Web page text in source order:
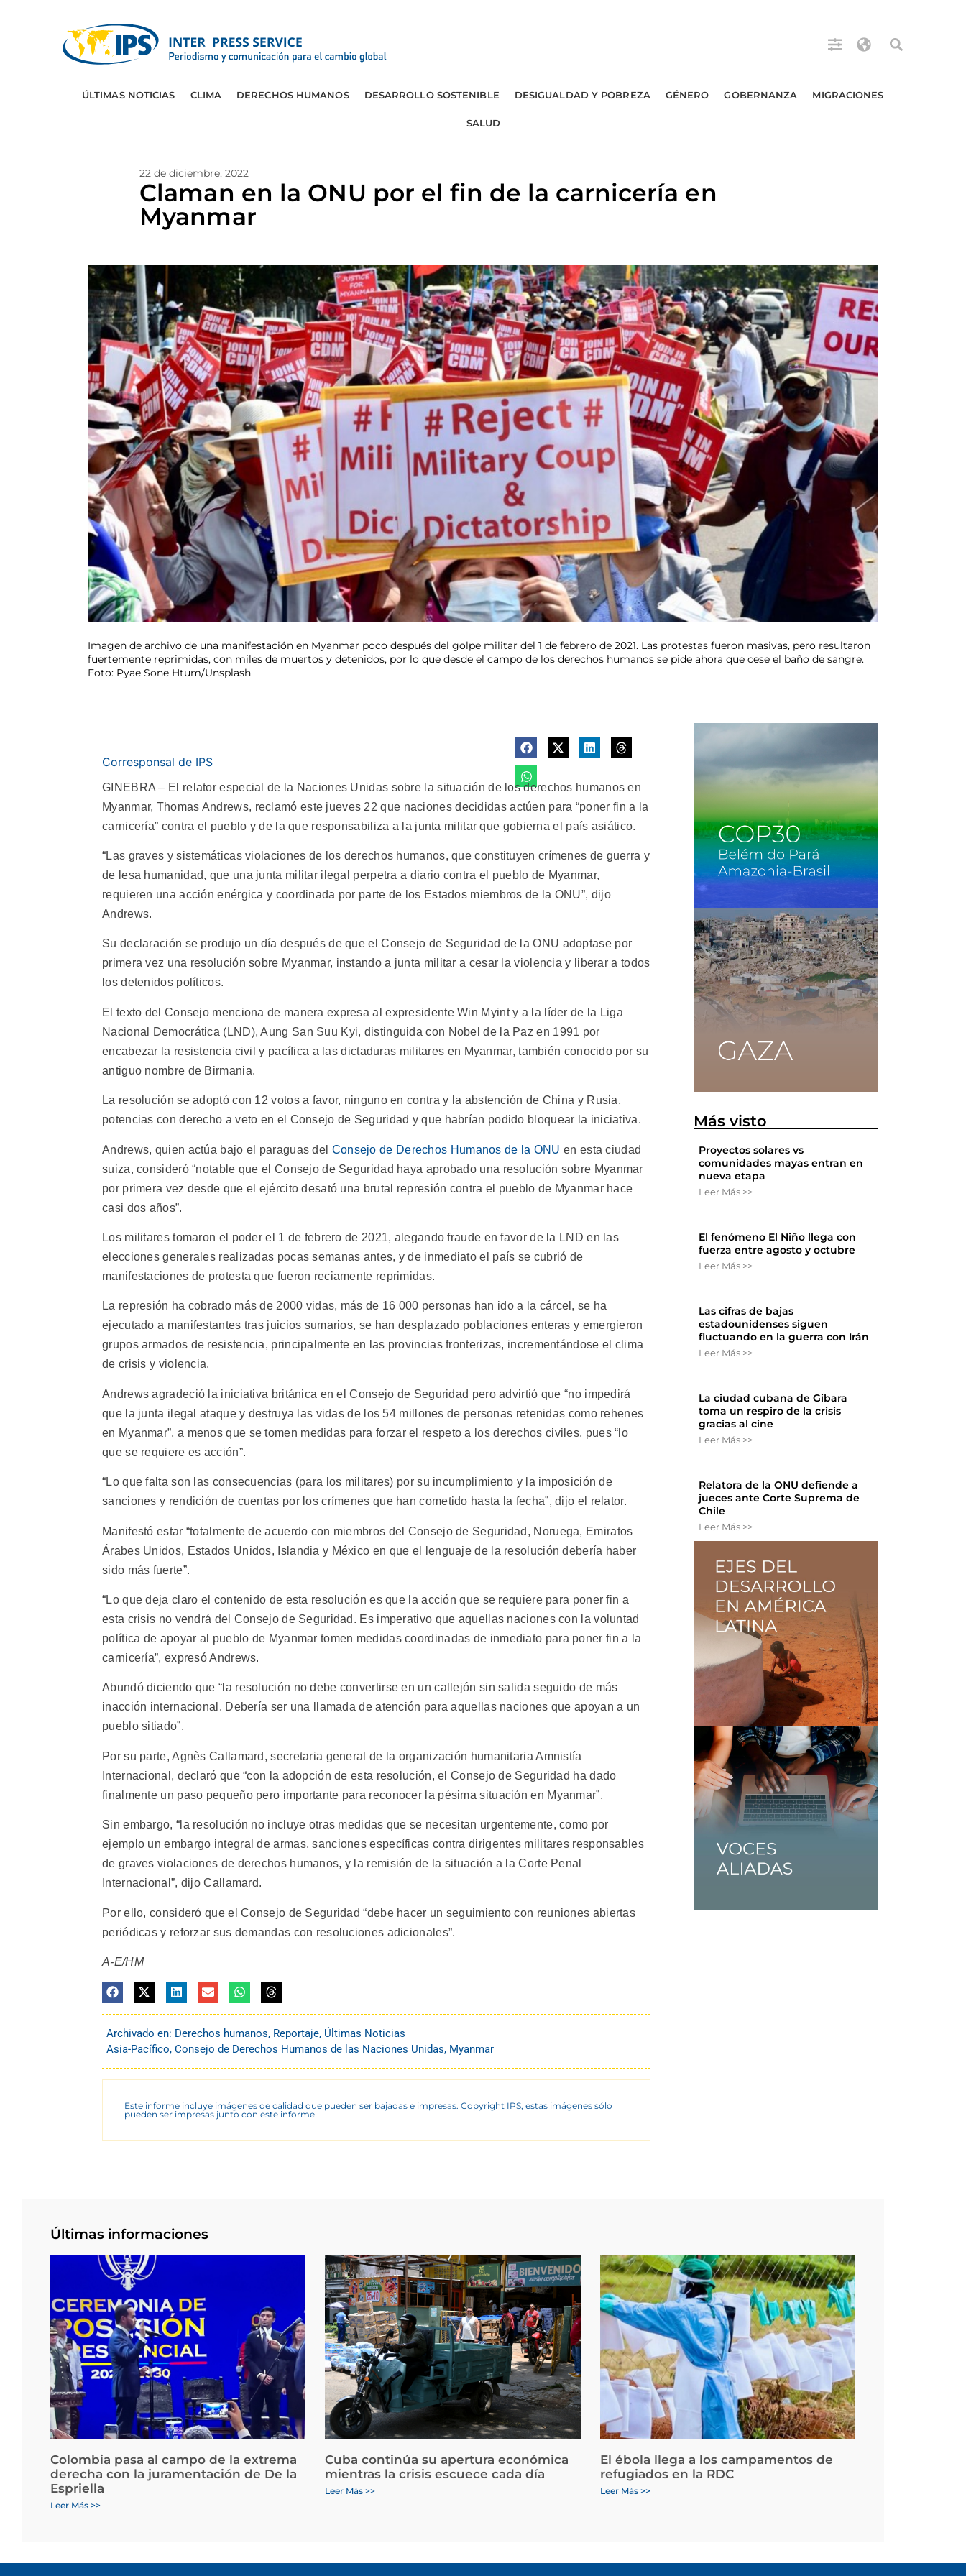
ÚLTIMAS NOTICIAS CLIMA DERECHOS HUMANOS DESARROLLO SOSTENIBLE DESIGUALDAD Y POBREZA GÉNERO GOBERNANZA MIGRACIONES
SALUD
22 de diciembre, 2022
Claman en la ONU por el fin de la carnicería en
Myanmar
Imagen de archivo de una manifestación en Myanmar poco después del golpe militar del 1 de febrero de 2021. Las protestas fueron masivas, pero resultaron
fuertemente reprimidas, con miles de muertos y detenidos, por lo que desde el campo de los derechos humanos se pide ahora que cese el baño de sangre.
Foto: Pyae Sone Htum/Unsplash
Corresponsal de IPS
GINEBRA – El relator especial de la Naciones Unidas sobre la situación de los derechos humanos en
Myanmar, Thomas Andrews, reclamó este jueves 22 que naciones decididas actúen para “poner fin a la
carnicería” contra el pueblo y de la que responsabiliza a la junta militar que gobierna el país asiático.
“Las graves y sistemáticas violaciones de los derechos humanos, que constituyen crímenes de guerra y
de lesa humanidad, que una junta militar ilegal perpetra a diario contra el pueblo de Myanmar,
requieren una acción enérgica y coordinada por parte de los Estados miembros de la ONU”, dijo
Andrews.
Su declaración se produjo un día después de que el Consejo de Seguridad de la ONU adoptase por
primera vez una resolución sobre Myanmar, instando a junta militar a cesar la violencia y liberar a todos
los detenidos políticos.
El texto del Consejo menciona de manera expresa al expresidente Win Myint y a la líder de la Liga
Nacional Democrática (LND), Aung San Suu Kyi, distinguida con Nobel de la Paz en 1991 por
encabezar la resistencia civil y pacífica a las dictaduras militares en Myanmar, también conocido por su
antiguo nombre de Birmania.
La resolución se adoptó con 12 votos a favor, ninguno en contra y la abstención de China y Rusia,
potencias con derecho a veto en el Consejo de Seguridad y que habrían podido bloquear la iniciativa.
Andrews, quien actúa bajo el paraguas del Consejo de Derechos Humanos de la ONU en esta ciudad
suiza, consideró “notable que el Consejo de Seguridad haya aprobado una resolución sobre Myanmar
por primera vez desde que el ejército desató una brutal represión contra el pueblo de Myanmar hace
casi dos años”.
Los militares tomaron el poder el 1 de febrero de 2021, alegando fraude en favor de la LND en las
elecciones generales realizadas pocas semanas antes, y de inmediato el país se cubrió de
manifestaciones de protesta que fueron reciamente reprimidas.
La represión ha cobrado más de 2000 vidas, más de 16 000 personas han ido a la cárcel, se ha
ejecutado a manifestantes tras juicios sumarios, se han desplazado poblaciones enteras y emergieron
grupos armados de resistencia, principalmente en las provincias fronterizas, incrementándose el clima
de crisis y violencia.
Andrews agradeció la iniciativa británica en el Consejo de Seguridad pero advirtió que “no impedirá
que la junta ilegal ataque y destruya las vidas de los 54 millones de personas retenidas como rehenes
en Myanmar”, a menos que se tomen medidas para forzar el respeto a los derechos civiles, pues “lo
que se requiere es acción”.
“Lo que falta son las consecuencias (para los militares) por su incumplimiento y la imposición de
sanciones y rendición de cuentas por los crímenes que han cometido hasta la fecha”, dijo el relator.
Manifestó estar “totalmente de acuerdo con miembros del Consejo de Seguridad, Noruega, Emiratos
Árabes Unidos, Estados Unidos, Islandia y México en que el lenguaje de la resolución debería haber
sido más fuerte”.
“Lo que deja claro el contenido de esta resolución es que la acción que se requiere para poner fin a
esta crisis no vendrá del Consejo de Seguridad. Es imperativo que aquellas naciones con la voluntad
política de apoyar al pueblo de Myanmar tomen medidas coordinadas de inmediato para poner fin a la
carnicería”, expresó Andrews.
Abundó diciendo que “la resolución no debe convertirse en un callejón sin salida seguido de más
inacción internacional. Debería ser una llamada de atención para aquellas naciones que apoyan a un
pueblo sitiado”.
Por su parte, Agnès Callamard, secretaria general de la organización humanitaria Amnistía
Internacional, declaró que “con la adopción de esta resolución, el Consejo de Seguridad ha dado
finalmente un paso pequeño pero importante para reconocer la pésima situación en Myanmar”.
Sin embargo, “la resolución no incluye otras medidas que se necesitan urgentemente, como por
ejemplo un embargo integral de armas, sanciones específicas contra dirigentes militares responsables
de graves violaciones de derechos humanos, y la remisión de la situación a la Corte Penal
Internacional”, dijo Callamard.
Por ello, consideró que el Consejo de Seguridad “debe hacer un seguimiento con reuniones abiertas
periódicas y reforzar sus demandas con resoluciones adicionales”.
A-E/HM
Archivado en: Derechos humanos, Reportaje, Últimas Noticias
Asia-Pacífico, Consejo de Derechos Humanos de las Naciones Unidas, Myanmar
Este informe incluye imágenes de calidad que pueden ser bajadas e impresas. Copyright IPS, estas imágenes sólo
pueden ser impresas junto con este informe
Más visto
Proyectos solares vs
comunidades mayas entran en
nueva etapa
Leer Más >>
El fenómeno El Niño llega con
fuerza entre agosto y octubre
Leer Más >>
Las cifras de bajas
estadounidenses siguen
fluctuando en la guerra con Irán
Leer Más >>
La ciudad cubana de Gibara
toma un respiro de la crisis
gracias al cine
Leer Más >>
Relatora de la ONU defiende a
jueces ante Corte Suprema de
Chile
Leer Más >>
Últimas informaciones
Colombia pasa al campo de la extrema
derecha con la juramentación de De la
Espriella
Leer Más >>
Cuba continúa su apertura económica
mientras la crisis escuece cada día
Leer Más >>
El ébola llega a los campamentos de
refugiados en la RDC
Leer Más >>